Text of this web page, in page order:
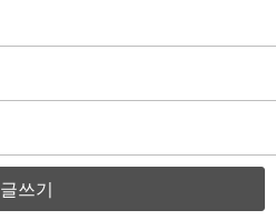
글쓰기